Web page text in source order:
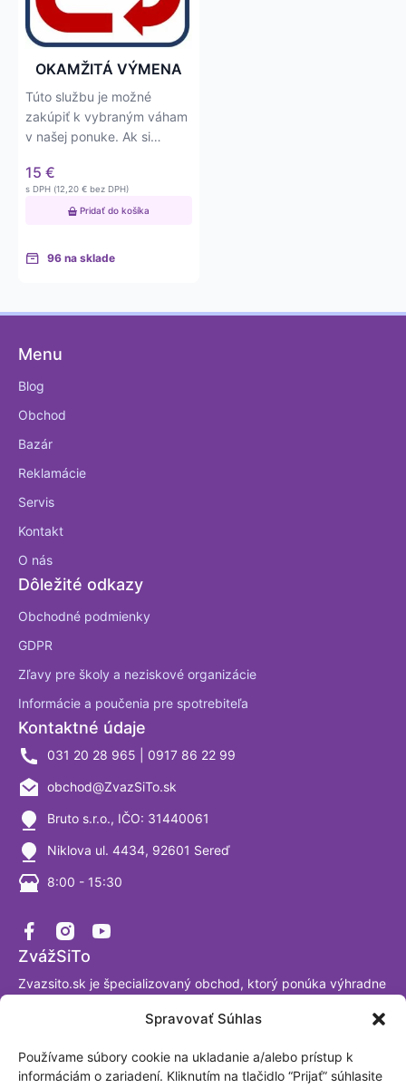
Spravovať Súhlas
Používame súbory cookie na ukladanie a/alebo prístup k
informáciám o zariadení. Kliknutím na tlačidlo “Prijať” súhlasite
OKAMŽITÁ VÝMENA
Túto službu je možné
zakúpiť k vybraným váham
v našej ponuke. Ak si
spoločne s…
15 €
s DPH (12,20 € bez DPH)
Pridať do košíka
96 na sklade
Menu
Blog
Obchod
Bazár
Reklamácie
Servis
Kontakt
O nás
Dôležité odkazy
Obchodné podmienky
GDPR
Zľavy pre školy a neziskové organizácie
Informácie a poučenia pre spotrebiteľa
ZvážSiTo
Zvazsito.sk je špecializovaný obchod, ktorý ponúka výhradne
predaju digitálnych váh už viac ako 30 rokov a sme
akreditované laboratórium podľa ISO/IEC 17025:2017.
Fakturačná adresa: BRUTO, spol. s.r.o. Nová Trnavská 913
Kontaktné údaje
031 20 28 965 | 0917 86 22 99
obchod@ZvazSiTo.sk
Bruto s.r.o., IČO: 31440061
Niklova ul. 4434, 92601 Sereď
8:00 - 15:30